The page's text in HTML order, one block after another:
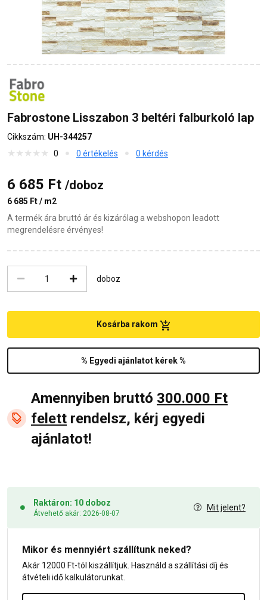
Fabrostone Lisszabon 3 beltéri falburkoló lap
Cikkszám: UH-344257
0
0 értékelés 0 kérdés
6 685 Ft /doboz
6 685 Ft / m2
A termék ára bruttó ár és kizárólag a webshopon leadott
megrendelésre érvényes!
doboz
% Egyedi ajánlatot kérek %
Kosárba rakom
Amennyiben bruttó 300.000 Ft
felett rendelsz, kérj egyedi
ajánlatot!
Raktáron: 10 doboz
Átvehető akár: 2026-08-07
Mit jelent?
Mikor és mennyiért szállítunk neked?
Akár 12000 Ft-tól kiszállítjuk. Használd a szállítási díj és
átvételi idő kalkulátorunkat.